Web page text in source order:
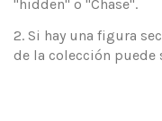
"hidden" o "Chase".
2. Si hay una figura
de la colección